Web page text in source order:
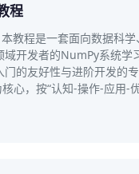
程
教程是一套面向数据科学
域开发者的NumPy系统学
的友好性与进阶开发的专
心，按“认知-操作-应用-